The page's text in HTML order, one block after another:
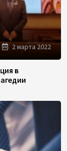
2 марта 2022
в